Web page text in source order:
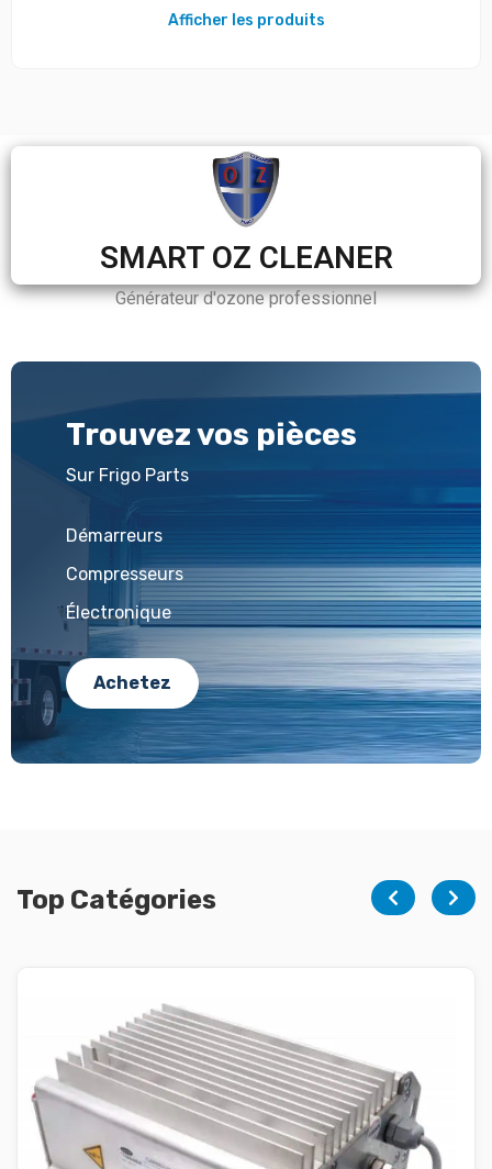
Afficher les produits
SMART OZ CLEANER
Générateur d'ozone professionnel
Trouvez vos pièces
Sur Frigo Parts
Démarreurs
Compresseurs
Électronique
Achetez
Top Catégories